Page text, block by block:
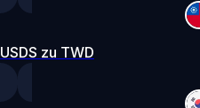
USDS zu TWD